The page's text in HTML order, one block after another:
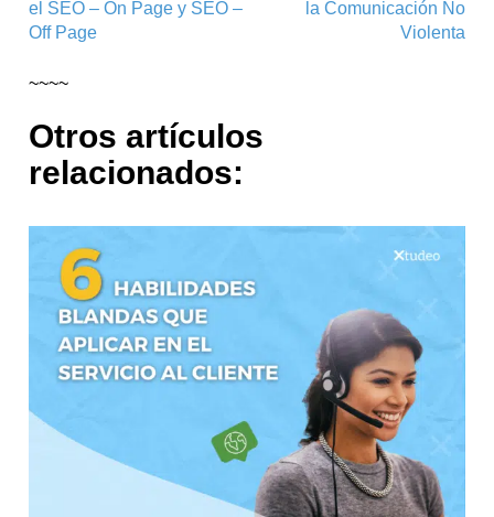
de
el SEO – On Page y SEO –
Off Page
la Comunicación No
Violenta
~~~~
Otros artículos
relacionados: